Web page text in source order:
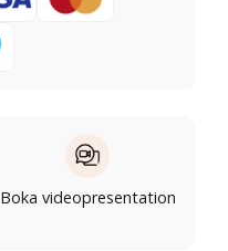
Boka videopresentation